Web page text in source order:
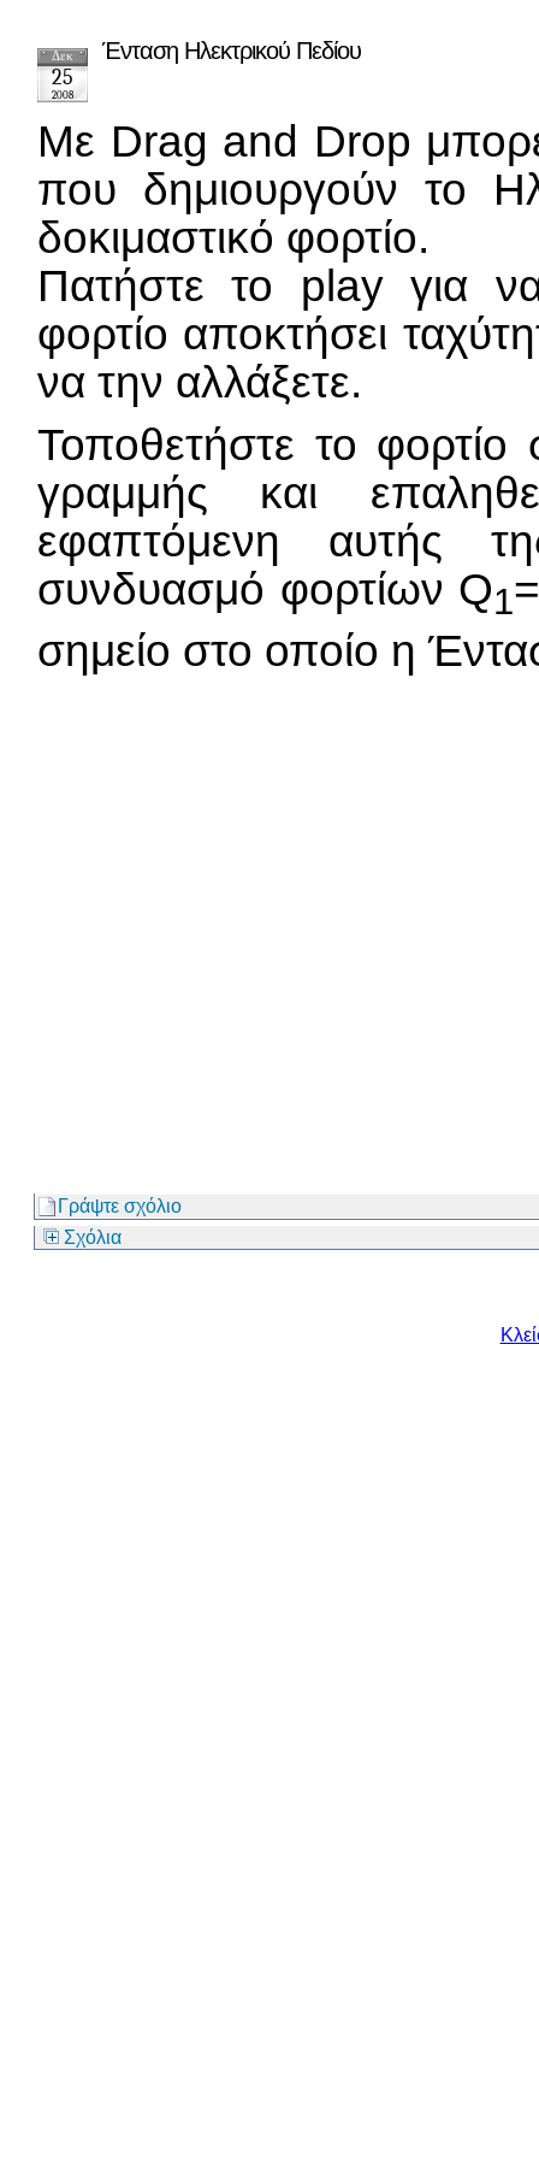
Δεκ
25
2008
Ένταση Ηλεκτρικού Πεδίου
Με Drag and Drop
που δημιουργούν το
δοκιμαστικό φορτίο.
Πατήστε το play για
φορτίο αποκτήσει
να την αλλάξετε.
Τοποθετήστε το φορτίο
γραμμής και
εφαπτόμενη αυτής
συνδυασμό φορτίων Q1
σημείο στο οποίο η
Γράψτε σχόλιο
Σχόλια